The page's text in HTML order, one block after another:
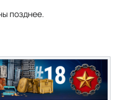
позднее.